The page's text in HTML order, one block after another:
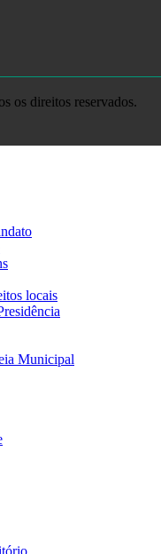
os direitos reservados.
locais
Municipal